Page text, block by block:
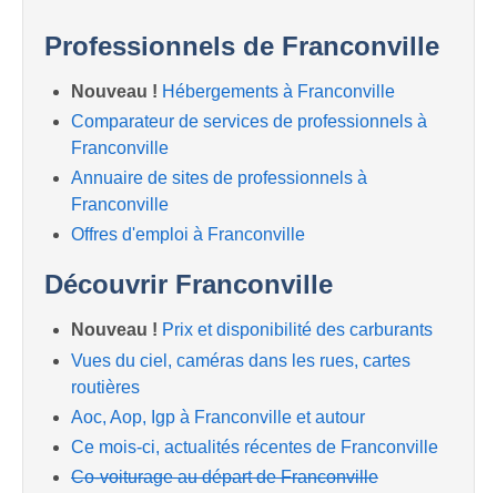
Professionnels de Franconville
Nouveau ! Hébergements à Franconville
Comparateur de services de professionnels à
Franconville
Annuaire de sites de professionnels à
Franconville
Offres d'emploi à Franconville
Découvrir Franconville
Nouveau ! Prix et disponibilité des carburants
Vues du ciel, caméras dans les rues, cartes
routières
Aoc, Aop, Igp à Franconville et autour
Ce mois-ci, actualités récentes de Franconville
Co-voiturage au départ de Franconville